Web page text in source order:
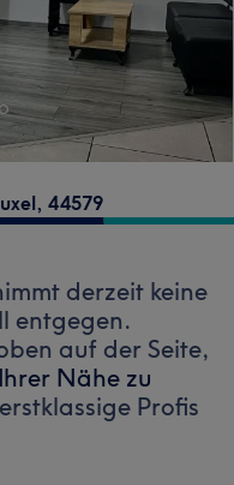
, 44579
derzeit keine
entgegen.
auf der Seite,
Nähe zu
Profis